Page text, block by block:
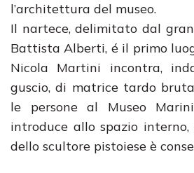
l’architettura del museo.
Il nartece, delimitato dal
Battista Alberti, é il primo
Nicola Martini incontra,
guscio, di matrice tardo
le persone al Museo
introduce allo spazio interno,
dello scultore pistoiese è